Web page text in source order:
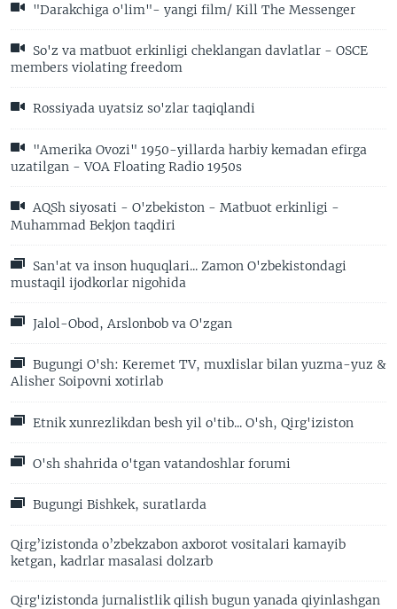
"Darakchiga o'lim"- yangi film/ Kill The Messenger
So'z va matbuot erkinligi cheklangan davlatlar - OSCE
members violating freedom
Rossiyada uyatsiz so'zlar taqiqlandi
"Amerika Ovozi" 1950-yillarda harbiy kemadan efirga
uzatilgan - VOA Floating Radio 1950s
AQSh siyosati - O'zbekiston - Matbuot erkinligi -
Muhammad Bekjon taqdiri
San'at va inson huquqlari... Zamon O'zbekistondagi
mustaqil ijodkorlar nigohida
Jalol-Obod, Arslonbob va O'zgan
Bugungi O'sh: Keremet TV, muxlislar bilan yuzma-yuz &
Alisher Soipovni xotirlab
Etnik xunrezlikdan besh yil o'tib... O'sh, Qirg'iziston
O'sh shahrida o'tgan vatandoshlar forumi
Bugungi Bishkek, suratlarda
Qirg’izistonda o’zbekzabon axborot vositalari kamayib
ketgan, kadrlar masalasi dolzarb
Qirg'izistonda jurnalistlik qilish bugun yanada qiyinlashgan